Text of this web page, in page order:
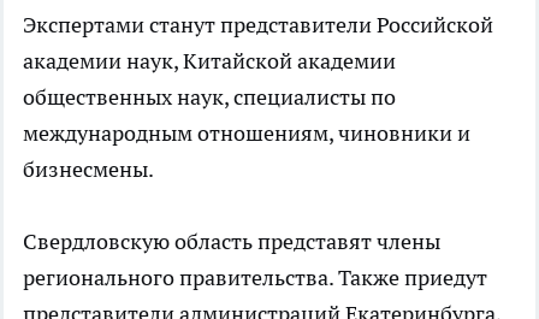
Экспертами станут представители Российской
академии наук, Китайской академии
общественных наук, специалисты по
международным отношениям, чиновники и
бизнесмены.
Свердловскую область представят члены
регионального правительства. Также приедут
представители администраций Екатеринбурга,